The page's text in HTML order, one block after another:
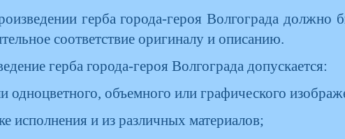
герба города-героя Волгограда должно
соответствие оригиналу и описанию.
герба города-героя Волгограда допускается:
одноцветного, объемного или графического
исполнения и из различных материалов;